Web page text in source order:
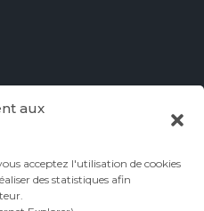
aux
acceptez l'utilisation de cookies
des statistiques afin